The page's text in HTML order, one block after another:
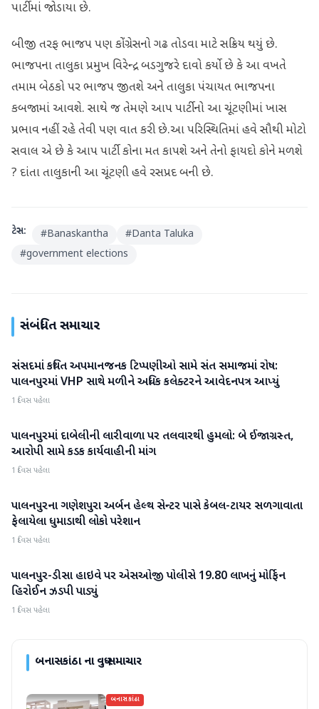
પાર્ટીમાં જોડાયા છે.
બીજી તરફ ભાજપ પણ કોંગ્રેસનો ગઢ તોડવા માટે સક્રિય થયું છે.
ભાજપના તાલુકા પ્રમુખ વિરેન્દ્ર બડગુજરે દાવો કર્યો છે કે આ વખતે
તમામ બેઠકો પર ભાજપ જીતશે અને તાલુકા પંચાયત ભાજપના
કબજામાં આવશે. સાથે જ તેમણે આપ પાર્ટીનો આ ચૂંટણીમાં ખાસ
પ્રભાવ નહીં રહે તેવી પણ વાત કરી છે.આ પરિસ્થિતિમાં હવે સૌથી મોટો
સવાલ એ છે કે આપ પાર્ટી કોના મત કાપશે અને તેનો ફાયદો કોને મળશે
? દાંતા તાલુકાની આ ચૂંટણી હવે રસપ્રદ બની છે.
ટેગ્સ: #Banaskantha #Danta Taluka
#government elections
સંબંધિત સમાચાર
બનાસકાંઠા
સંસદમાં કથિત અપમાનજનક ટિપ્પણીઓ સામે સંત સમાજમાં રોષ:
પાલનપુરમાં VHP સાથે મળીને અધિક કલેક્ટરને આવેદનપત્ર આપ્યું
1 દિવસ પહેલા
બનાસકાંઠા
પાલનપુરમાં દાબેલીની લારીવાળા પર તલવારથી હુમલો: બે ઈજાગ્રસ્ત,
આરોપી સામે કડક કાર્યવાહીની માંગ
1 દિવસ પહેલા
બનાસકાંઠા
પાલનપુરના ગણેશપુરા અર્બન હેલ્થ સેન્ટર પાસે કેબલ-ટાયર સળગાવાતા
ફેલાયેલા ધુમાડાથી લોકો પરેશાન
1 દિવસ પહેલા
બનાસકાંઠા
પાલનપુર-ડીસા હાઇવે પર એસઓજી પોલીસે 19.80 લાખનું મોર્ફિન
હિરોઈન ઝડપી પાડ્યું
1 દિવસ પહેલા
બનાસકાંઠાના વધુ સમાચાર
બનાસકાંઠા